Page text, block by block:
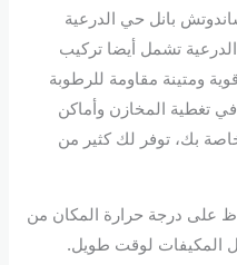
بانل حي الدرعية
تشمل أيضا تركيب
ومتينة مقاومة للرطوبة
تغطية المخازن وأماكن
بك، توفر لك كثير من
على درجة حرارة المكان من
المكيفات لوقت طويل.